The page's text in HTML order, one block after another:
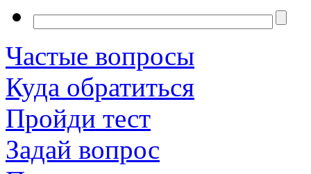
Частые вопросы
Куда обратиться
Пройди тест
Задай вопрос